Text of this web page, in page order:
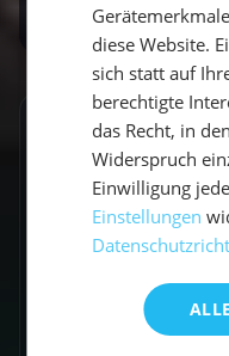
GESCHRIEBEN
Vicci
Travel
Vicci schreibt
Küstenorte und
diese Website.
sich statt auf
berechtigte
das Recht, in
Widerspruch
Einwilligung
Einstellungen